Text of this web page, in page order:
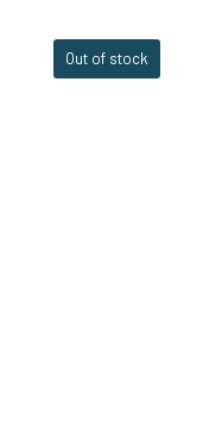
Out of stock